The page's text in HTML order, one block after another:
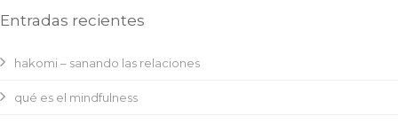
Entradas recientes
hakomi – sanando las relaciones
qué es el mindfulness